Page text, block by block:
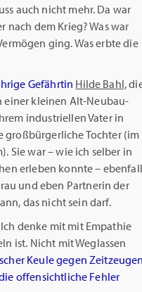
auch nicht mehr. Da war
nach dem Krieg? Was war
ging. Was erbte die
Gefährtin Hilde Bahl,
einer kleinen Alt-Neubau-
industriellen Vater in
großbürgerliche Tochter (im
Sie war – wie ich selber in
erleben konnte –
und eben Partnerin der
das nicht sein darf.
denke mit mit Empathie
ist. Nicht mit Weglassen
Keule gegen
offensichtliche Fehler